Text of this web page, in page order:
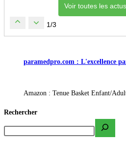
Voir toutes les actus
1/3
paramedpro.com : L'excellence
Amazon : Tenue Basket Enfant/
Rechercher